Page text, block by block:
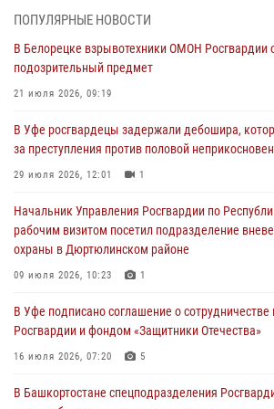
03 августа 2026, 04:30 8
В Башкирии росгвардейцы провели
открытом воздухе
03 августа 2026, 04:29
В Уфе росгвардейцы по горячим следам
подозреваемого в открытом хищении из
03 августа 2026, 04:15
Начальник отделения учёта и комплектования
Башкортостана ответил на вопросы граждан
30 июля 2026, 12:54
за преступления против половой
29 июля 2026, 12:01
ПОПУЛЯРНЫЕ НОВОСТИ
В Белорецке взрывотехники ОМОН Росгвардии
подозрительный предмет
21 июля 2026, 09:19
В Уфе росгвардецы задержали дебошира,
за преступления против половой
29 июля 2026, 12:01 1
Начальник Управления Росгвардии по
рабочим визитом посетил подразделение
охраны в Дюртюлинском районе
09 июля 2026, 10:23 1
В Уфе подписано соглашение о
Росгвардии и фондом «Защитники Отечества»
16 июля 2026, 07:20 5
В Башкортостане спецподразделения